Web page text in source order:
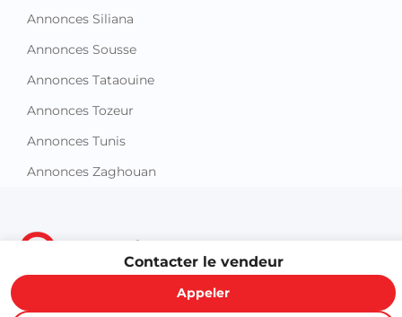
Contacter le vendeur
Appeler
Annonces Siliana
Annonces Sousse
Annonces Tataouine
Annonces Tozeur
Annonces Tunis
Annonces Zaghouan